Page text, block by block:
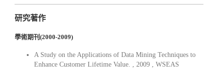
研究著作
學術期刊(2000-2009)
A Study on the Applications of Data Mining Techniques to
Enhance Customer Lifetime Value. , 2009 , WSEAS